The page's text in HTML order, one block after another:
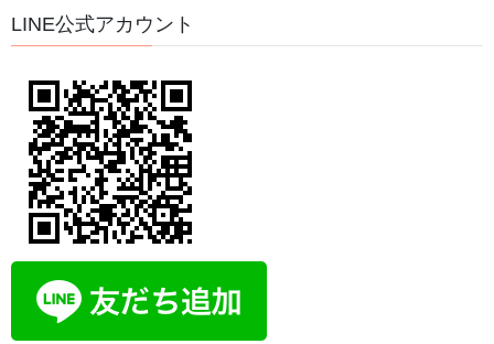
ブログ
口コミ
日記
評判
体験者の声
希望の手紙
LINE公式アカウント